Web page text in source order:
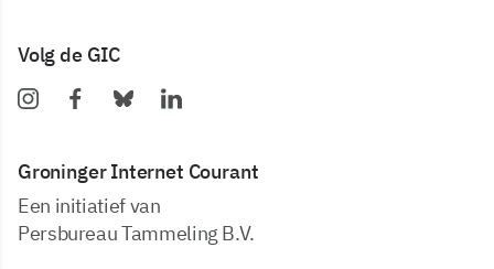
Volg de GIC
Groninger Internet Courant
Een initiatief van
Persbureau Tammeling B.V.